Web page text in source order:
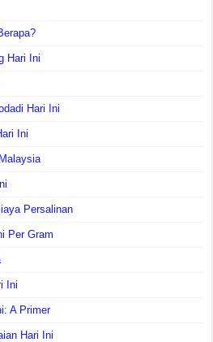
Hari Ini
Hari Ini
Ini
Persalinan
Per Gram
Ini
A Primer
Hari Ini